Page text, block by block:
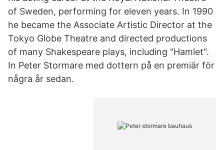
of Sweden, performing for eleven years. In 1990
he became the Associate Artistic Director at the
Tokyo Globe Theatre and directed productions
of many Shakespeare plays, including "Hamlet".
In Peter Stormare med dottern på en premiär för
några år sedan.